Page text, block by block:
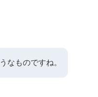
なものですね。